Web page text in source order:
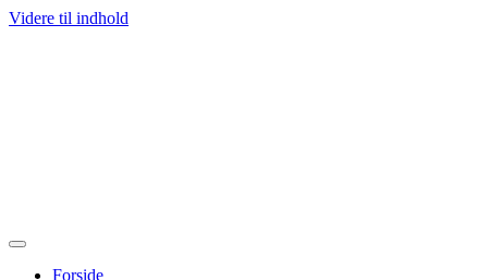
Videre til indhold
Forside